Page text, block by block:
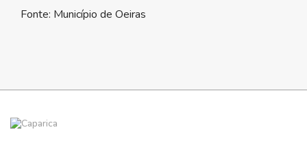
Fonte: Município de Oeiras